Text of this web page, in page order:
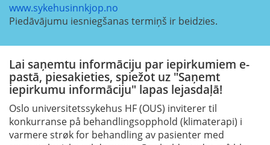
www.sykehusinnkjop.no
Piedāvājumu iesniegšanas termiņš ir beidzies.
Lai saņemtu informāciju par iepirkumiem e-
pastā, piesakieties, spiežot uz "Saņemt
iepirkumu informāciju" lapas lejasdaļā!
Oslo universitetssykehus HF (OUS) inviterer til
konkurranse på behandlingsopphold (klimaterapi) i
varmere strøk for behandling av pasienter med